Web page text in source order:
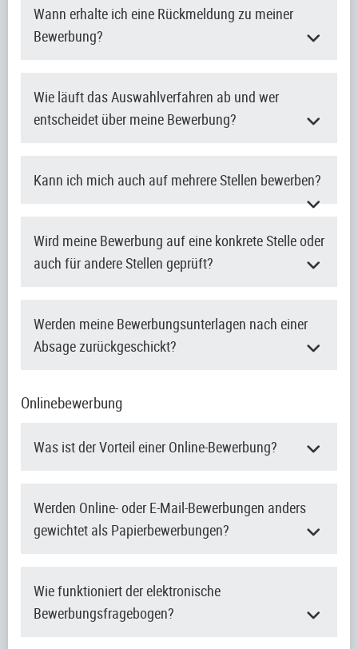
Wann erhalte ich eine Rückmeldung zu meiner
Bewerbung?
Wie läuft das Auswahlverfahren ab und wer
entscheidet über meine Bewerbung?
Kann ich mich auch auf mehrere Stellen bewerben?
Wird meine Bewerbung auf eine konkrete Stelle oder
auch für andere Stellen geprüft?
Werden meine Bewerbungsunterlagen nach einer
Absage zurückgeschickt?
Onlinebewerbung
Was ist der Vorteil einer Online-Bewerbung?
Werden Online- oder E-Mail-Bewerbungen anders
gewichtet als Papierbewerbungen?
Wie funktioniert der elektronische
Bewerbungsfragebogen?